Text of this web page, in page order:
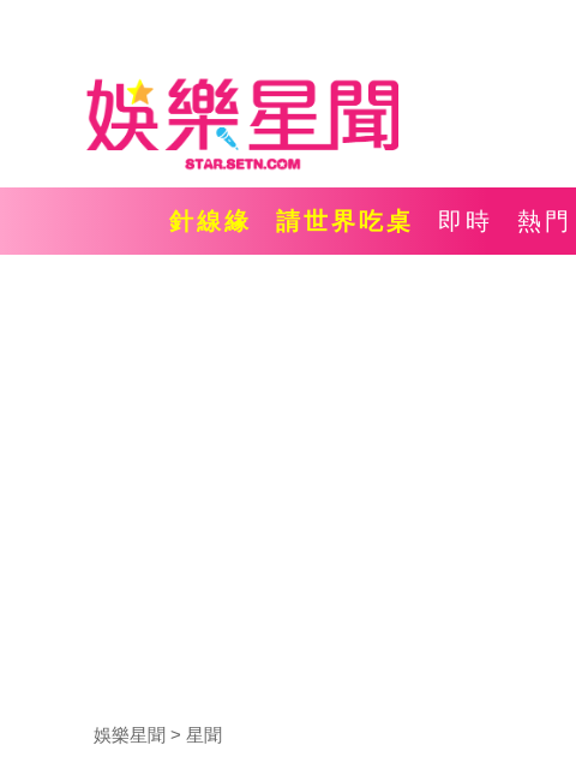
針線緣 請世界吃桌 即時 熱門
娛樂星聞 星聞